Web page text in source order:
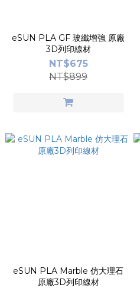
eSUN PLA GF 玻纖增強 原廠
3D列印線材
NT$675
NT$899
eSUN PLA Marble 仿大理石
原廠3D列印線材